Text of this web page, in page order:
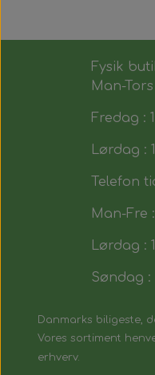
Fysik
Man-Tors
Fredag :
Lørdag :
Telefon
Man-Fre :
Lørdag :
Søndag
Danmarks biligeste,
Vores sortiment
erhverv.